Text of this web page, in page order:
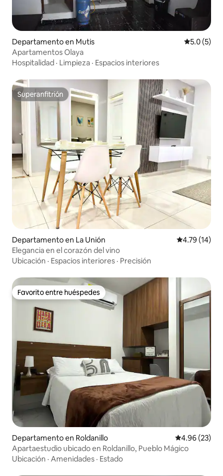
Departamento en Mutis
5.0 (5)
Apartamentos Olaya
Hospitalidad · Limpieza · Espacios interiores
Superanfitrión
Superanfitrión
Departamento en La Unión Calificación
4.79 (14)
Elegancia en el corazón del vino
Ubicación · Espacios interiores · Precisión
Favorito entre huéspedes
Favorito entre huéspedes
Departamento en Roldanillo Calificación
4.96 (23)
Apartaestudio ubicado en Roldanillo, Pueblo Mágico
Ubicación · Amenidades · Estado